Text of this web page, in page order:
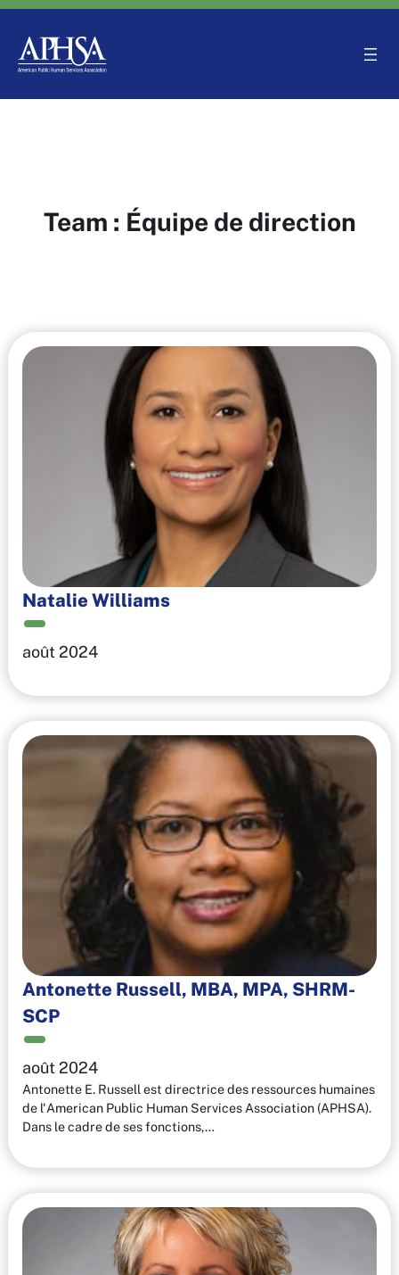
Aller
contenu
Team : Équipe de direction
Natalie Williams
août 2024
Antonette Russell, MBA, MPA, SHRM-
SCP
août 2024
Antonette E. Russell est directrice des ressources humaines
de l'American Public Human Services Association (APHSA).
Dans le cadre de ses fonctions,…